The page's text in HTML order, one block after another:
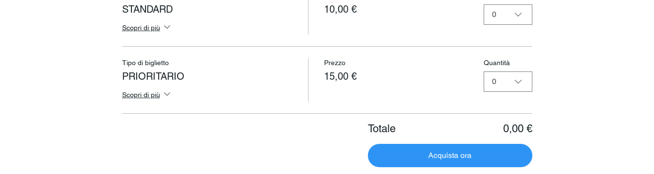
STANDARD
Scopri di più
10,00 € 0
Tipo di biglietto
PRIORITARIO
Scopri di più
Prezzo
15,00 €
Quantità
0
Totale 0,00 €
Acquista ora